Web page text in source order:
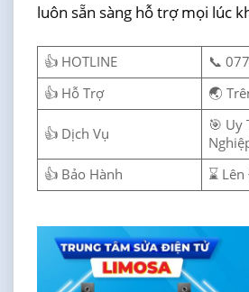
luôn sẵn sàng hỗ trợ mọi lúc
👍 HOTLINE
📞
👍 Hỗ Trợ
🌏
👍 Dịch Vụ
🎯 Uy
👍 Bảo Hành
⌛